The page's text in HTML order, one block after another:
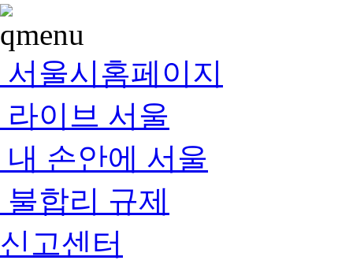
서울시홈페이지
라이브 서울
내 손안에 서울
불합리 규제
신고센터